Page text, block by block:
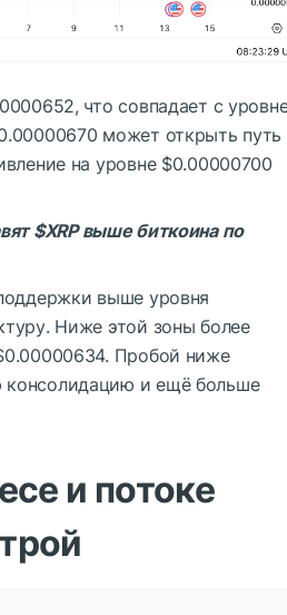
что совпадает с
может открыть путь
на уровне $0.00000700
$XRPвыше биткоина по
выше уровня
Ниже этой зоны более
Пробой ниже
консолидацию и ещё больше
и потоке